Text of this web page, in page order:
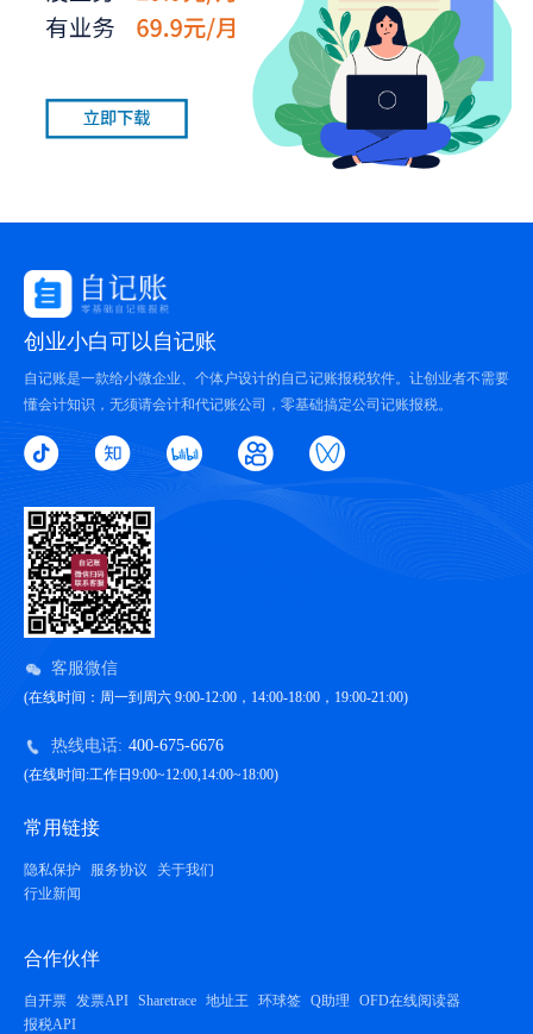
创业小白可以自记账
自记账是一款给小微企业、个体户设计的自己记账报税软件。让创业者不需要
懂会计知识，无须请会计和代记账公司，零基础搞定公司记账报税。
客服微信
(在线时间：周一到周六 9:00-12:00，14:00-18:00，19:00-21:00)
热线电话: 400-675-6676
(在线时间:工作日9:00~12:00,14:00~18:00)
常用链接
隐私保护 服务协议
关于我们
行业新闻
合作伙伴
自开票 发票API Sharetrace 地址王 环球签 Q助理
OFD在线阅读器
报税API